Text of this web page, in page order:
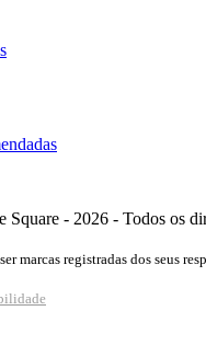
- 2026 - Todos os
marcas registradas dos seus